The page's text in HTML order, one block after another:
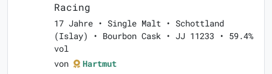
Racing
17 Jahre • Single Malt • Schottland
(Islay) • Bourbon Cask • JJ 11233 • 59.4%
vol
von
Hartmut